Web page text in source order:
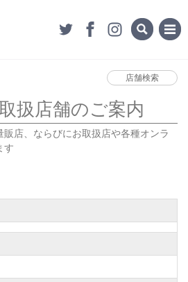
店舗検索
扱店舗のご案内
店、ならびにお取扱店や各種オンラ
す